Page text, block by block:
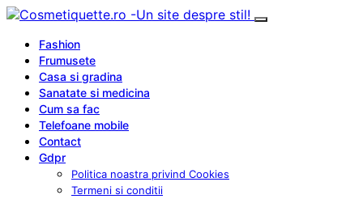
Fashion
Frumusete
Casa si gradina
Sanatate si medicina
Cum sa fac
Telefoane mobile
Contact
Gdpr
Politica noastra privind Cookies
Termeni si conditii